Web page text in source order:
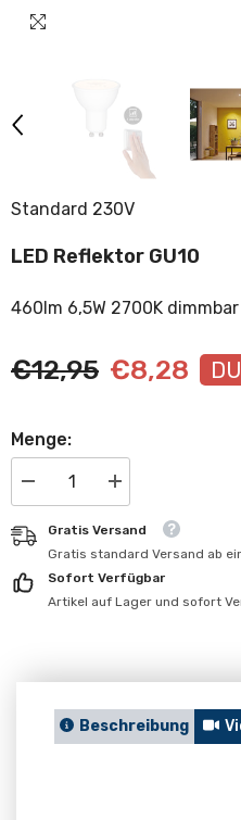
Standard 230V
LED Reflektor GU10
460lm 6,5W 2700K dimmbar
€12,95 €8,28
Menge:
verringern
LED
Reflektor
GU10
Menge
erhöhen
LED
Reflektor
GU10
Gratis Versand
Gratis standard Versand ab
Sofort Verfügbar
Artikel auf Lager und sofort
Beschreibung